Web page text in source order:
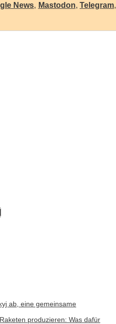
News, Mastodon, Telegram,
ab, eine gemeinsame
produzieren: Was dafür